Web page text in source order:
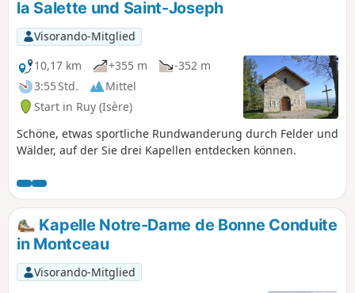
la Salette und Saint-Joseph
Visorando-Mitglied
10,17 km
+355 m
-352 m
3:55 Std.
Mittel
Start in Ruy (Isère)
Schöne, etwas sportliche Rundwanderung durch Felder und
Wälder, auf der Sie drei Kapellen entdecken können.
Kapelle Notre-Dame de Bonne Conduite
in Montceau
Visorando-Mitglied